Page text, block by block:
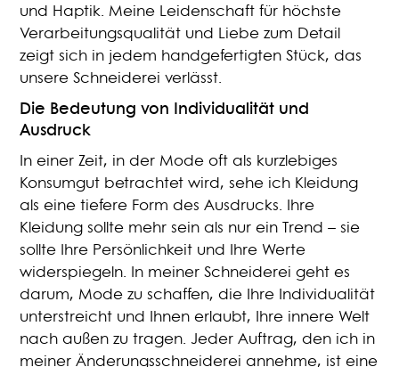
und Haptik. Meine Leidenschaft für höchste
Verarbeitungsqualität und Liebe zum Detail
zeigt sich in jedem handgefertigten Stück, das
unsere Schneiderei verlässt.
Die Bedeutung von Individualität und
Ausdruck
In einer Zeit, in der Mode oft als kurzlebiges
Konsumgut betrachtet wird, sehe ich Kleidung
als eine tiefere Form des Ausdrucks. Ihre
Kleidung sollte mehr sein als nur ein Trend – sie
sollte Ihre Persönlichkeit und Ihre Werte
widerspiegeln. In meiner Schneiderei geht es
darum, Mode zu schaffen, die Ihre Individualität
unterstreicht und Ihnen erlaubt, Ihre innere Welt
nach außen zu tragen. Jeder Auftrag, den ich in
meiner Änderungsschneiderei annehme, ist eine